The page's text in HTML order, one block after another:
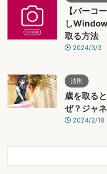
【バーコ
し
取る方法
2024/3/3
法則
歳を取る
ぜ？ジャ
2024/2/18